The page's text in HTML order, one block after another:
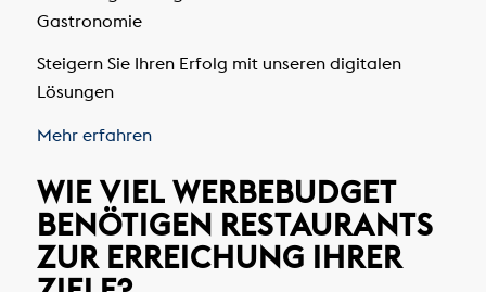
Gastronomie
Steigern Sie Ihren Erfolg mit unseren digitalen
Lösungen
Mehr erfahren
WIE VIEL WERBEBUDGET
BENÖTIGEN RESTAURANTS
ZUR ERREICHUNG IHRER